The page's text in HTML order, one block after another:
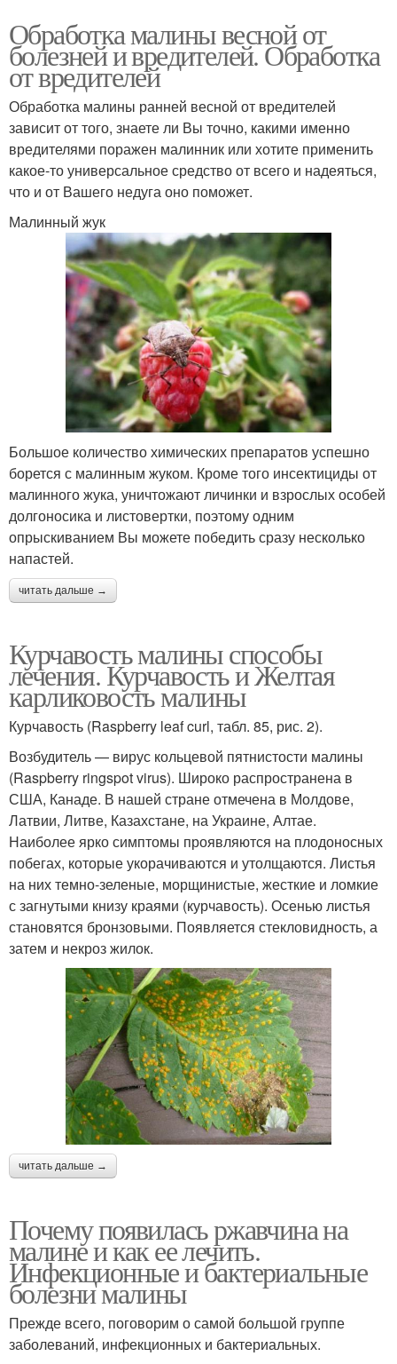
Обработка малины весной от
болезней и вредителей. Обработка
от вредителей
Обработка малины ранней весной от вредителей
зависит от того, знаете ли Вы точно, какими именно
вредителями поражен малинник или хотите применить
какое-то универсальное средство от всего и надеяться,
что и от Вашего недуга оно поможет.
Малинный жук
Большое количество химических препаратов успешно
борется с малинным жуком. Кроме того инсектициды от
малинного жука, уничтожают личинки и взрослых особей
долгоносика и листовертки, поэтому одним
опрыскиванием Вы можете победить сразу несколько
напастей.
читать дальше →
Курчавость малины способы
лечения. Курчавость и Желтая
карликовость малины
Курчавость (Raspberry leaf curl, табл. 85, рис. 2).
Возбудитель — вирус кольцевой пятнистости малины
(Raspberry ringspot virus). Широко распространена в
США, Канаде. В нашей стране отмечена в Молдове,
Латвии, Литве, Казахстане, на Украине, Алтае.
Наиболее ярко симптомы проявляются на плодоносных
побегах, которые укора­чиваются и утолщаются. Листья
на них темно-зеленые, морщинистые, жесткие и ломкие
с загнутыми книзу краями (кур­чавость). Осенью листья
становятся брон­зовыми. Появляется стекловидность, а
за­тем и некроз жилок.
читать дальше →
Почему появилась ржавчина на
малине и как ее лечить.
Инфекционные и бактериальные
болезни малины
Прежде всего, поговорим о самой большой группе
заболеваний, инфекционных и бактериальных.